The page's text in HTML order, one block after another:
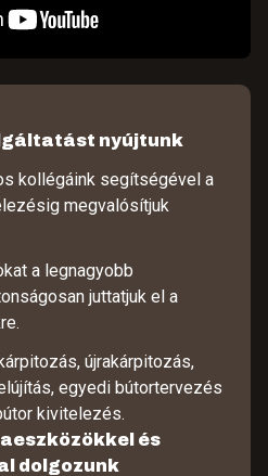
nyújtunk
kollégáink segítségével a
megvalósítjuk
a legnagyobb
juttatjuk el a
újrakárpitozás,
egyedi bútortervezés
kivitelezés.
és
dolgozunk